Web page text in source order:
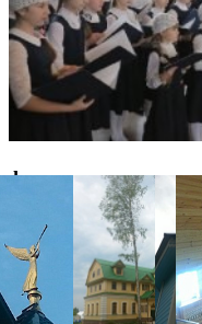
фотогалерея
фотогалерея